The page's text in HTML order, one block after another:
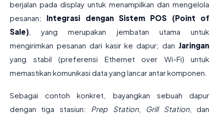
berjalan pada display untuk menampilkan dan mengelola
pesanan; Integrasi dengan Sistem POS (Point of
Sale) , yang merupakan jembatan utama untuk
mengirimkan pesanan dari kasir ke dapur; dan Jaringan
yang stabil (preferensi Ethernet over Wi-Fi) untuk
memastikan komunikasi data yang lancar antar komponen.
Sebagai contoh konkret, bayangkan sebuah dapur
dengan tiga stasiun: Prep Station, Grill Station, dan